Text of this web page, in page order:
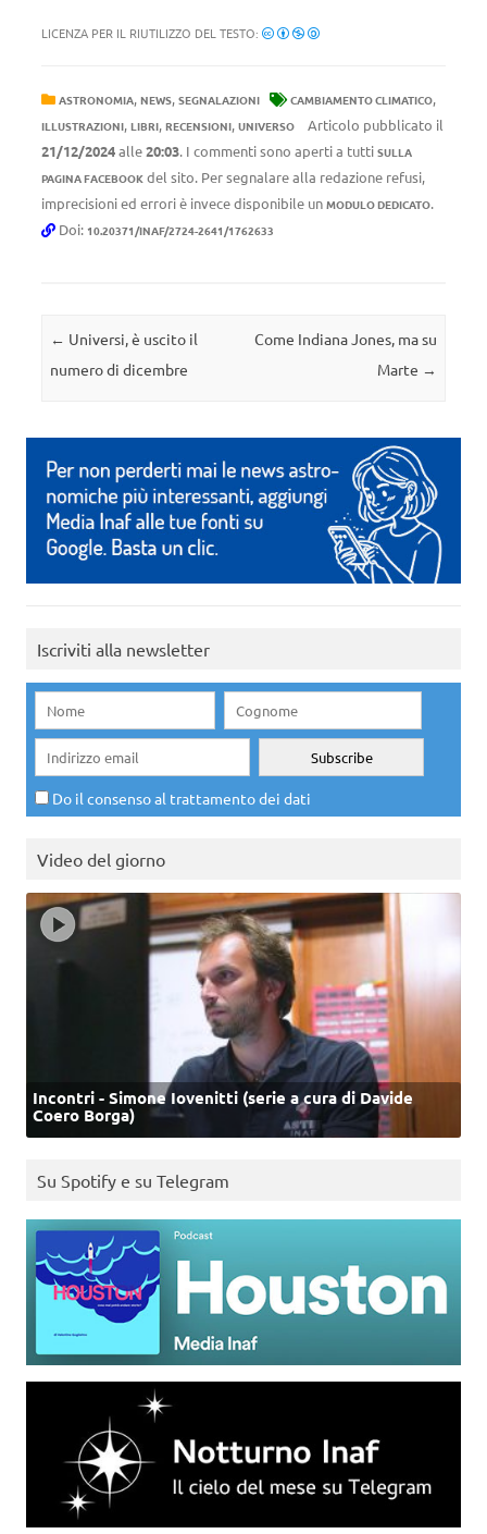
LICENZA PER IL RIUTILIZZO DEL TESTO:
ASTRONOMIA, NEWS, SEGNALAZIONI CAMBIAMENTO CLIMATICO,
ILLUSTRAZIONI, LIBRI, RECENSIONI, UNIVERSO
Articolo pubblicato il
21/12/2024alle20:03. I commenti sono aperti a tutti SULLA
PAGINA FACEBOOK del sito. Per segnalare alla redazione refusi,
imprecisioni ed errori è invece disponibile un MODULO DEDICATO.
Doi: 10.20371/INAF/2724-2641/1762633
Navigazione articolo
← Universi, è uscito il
numero di dicembre
Come Indiana Jones, ma su
Marte →
Iscriviti alla newsletter
Do il consenso al trattamento dei dati
Video del giorno
Incontri - Simone Iovenitti (serie a cura di Davide
Coero Borga)
Su Spotify e su Telegram